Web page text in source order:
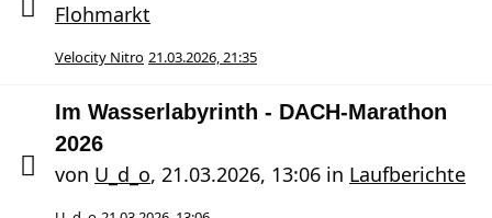
Flohmarkt
Velocity Nitro 21.03.2026, 21:35
Im Wasserlabyrinth - DACH-Marathon
2026
von U_d_o, 21.03.2026, 13:06 in Laufberichte